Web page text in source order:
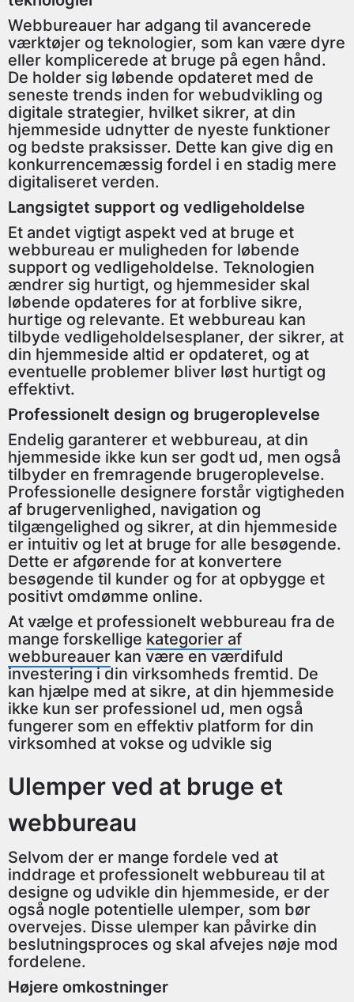
Webbureauer har adgang til avancerede
værktøjer og teknologier, som kan være dyre
eller komplicerede at bruge på egen hånd.
De holder sig løbende opdateret med de
seneste trends inden for webudvikling og
digitale strategier, hvilket sikrer, at din
hjemmeside udnytter de nyeste funktioner
og bedste praksisser. Dette kan give dig en
konkurrencemæssig fordel i en stadig mere
digitaliseret verden.
Langsigtet support og vedligeholdelse
Et andet vigtigt aspekt ved at bruge et
webbureau er muligheden for løbende
support og vedligeholdelse. Teknologien
ændrer sig hurtigt, og hjemmesider skal
løbende opdateres for at forblive sikre,
hurtige og relevante. Et webbureau kan
tilbyde vedligeholdelsesplaner, der sikrer, at
din hjemmeside altid er opdateret, og at
eventuelle problemer bliver løst hurtigt og
effektivt.
Professionelt design og brugeroplevelse
Endelig garanterer et webbureau, at din
hjemmeside ikke kun ser godt ud, men også
tilbyder en fremragende brugeroplevelse.
Professionelle designere forstår vigtigheden
af brugervenlighed, navigation og
tilgængelighed og sikrer, at din hjemmeside
er intuitiv og let at bruge for alle besøgende.
Dette er afgørende for at konvertere
besøgende til kunder og for at opbygge et
positivt omdømme online.
At vælge et professionelt webbureau fra de
mange forskellige kategorier af
webbureauer kan være en værdifuld
investering i din virksomheds fremtid. De
kan hjælpe med at sikre, at din hjemmeside
ikke kun ser professionel ud, men også
fungerer som en effektiv platform for din
virksomhed at vokse og udvikle sig
Ulemper ved at bruge et
webbureau
Selvom der er mange fordele ved at
inddrage et professionelt webbureau til at
designe og udvikle din hjemmeside, er der
også nogle potentielle ulemper, som bør
overvejes. Disse ulemper kan påvirke din
beslutningsproces og skal afvejes nøje mod
fordelene.
Højere omkostninger